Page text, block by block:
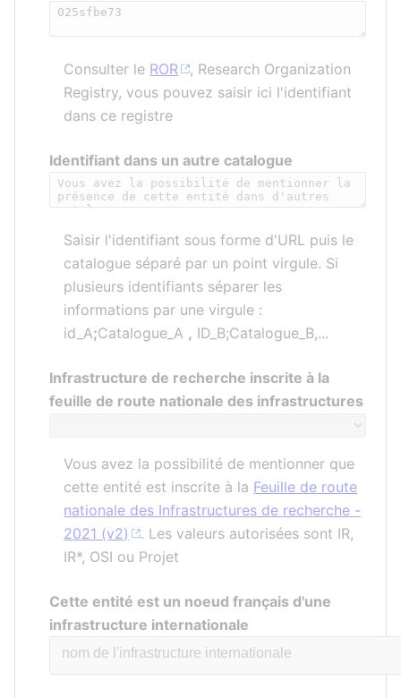
Consulter le ROR
, Research Organization
Registry, vous pouvez saisir ici l'identifiant
dans ce registre
Identifiant dans un autre catalogue
Saisir l'identifiant sous forme d'URL puis le
catalogue séparé par un point virgule. Si
plusieurs identifiants séparer les
informations par une virgule :
id_A;Catalogue_A , ID_B;Catalogue_B,...
Infrastructure de recherche inscrite à la
feuille de route nationale des infrastructures
Vous avez la possibilité de mentionner que
cette entité est inscrite à la Feuille de route
nationale des Infrastructures de recherche -
2021 (v2)
. Les valeurs autorisées sont IR,
IR*, OSI ou Projet
Cette entité est un noeud français d'une
infrastructure internationale